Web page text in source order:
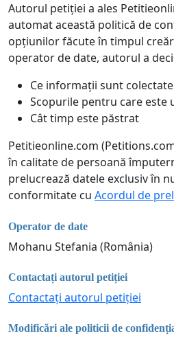
Autorul petiției a ales
automat această politică de
opțiunilor făcute în timpul
operator de date, autorul a
Ce informații sunt
Scopurile pentru care este
Cât timp este păstrat
Petitieonline.com
în calitate de persoană
prelucrează datele exclusiv în
conformitate cu Acordul de
Operator de date
Mohanu Stefania (România)
Contactați autorul petiției
Contactați autorul petiției
Modificări ale politicii de